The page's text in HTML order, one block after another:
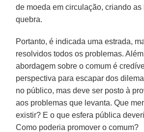
de moeda em circulação, criando as
quebra.
Portanto, é indicada uma estrada,
resolvidos todos os problemas.
abordagem sobre o comum é
perspectiva para escapar dos
no público, mas deve ser posto à
aos problemas que levanta. Que
existir? E o que esfera pública
Como poderia promover o comum?